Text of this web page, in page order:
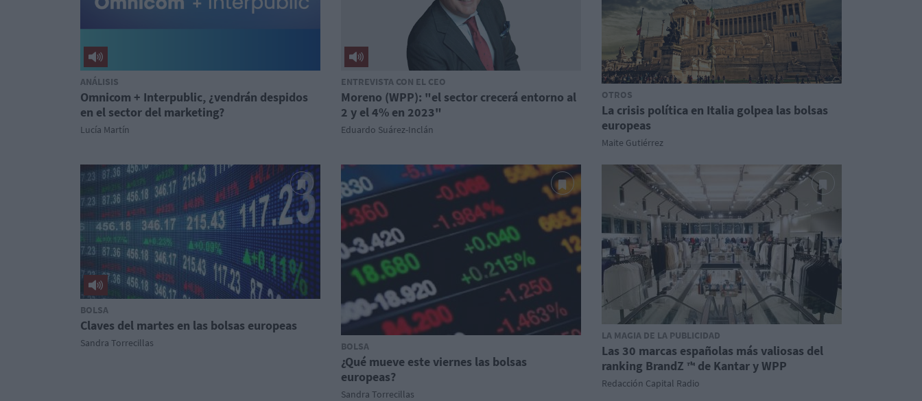
ANÁLISIS
Omnicom + Interpublic, ¿vendrán despidos
en el sector del marketing?
Lucía Martín
ENTREVISTA CON EL CEO
Moreno (WPP): "el sector crecerá entorno al
2 y el 4% en 2023"
Eduardo Suárez-Inclán
OTROS
La crisis política en Italia golpea las bolsas
europeas
Maite Gutiérrez
BOLSA
Claves del martes en las bolsas europeas
Sandra Torrecillas BOLSA
¿Qué mueve este viernes las bolsas
europeas?
Sandra Torrecillas
LA MAGIA DE LA PUBLICIDAD
Las 30 marcas españolas más valiosas del
ranking BrandZ ™ de Kantar y WPP
Redacción Capital Radio